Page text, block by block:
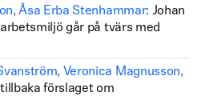
Åsa Erba Stenhammar: Johan
går på tvärs med
Veronica Magnusson,
tillbaka förslaget om